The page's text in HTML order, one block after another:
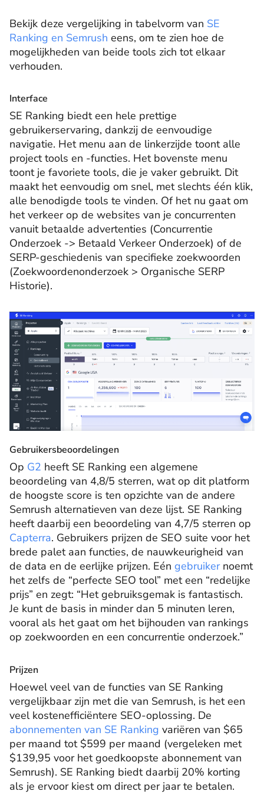
Bekijk deze vergelijking in tabelvorm van SE
Ranking en Semrush eens, om te zien hoe de
mogelijkheden van beide tools zich tot elkaar
verhouden.
Interface
SE Ranking biedt een hele prettige
gebruikerservaring, dankzij de eenvoudige
navigatie. Het menu aan de linkerzijde toont alle
project tools en -functies. Het bovenste menu
toont je favoriete tools, die je vaker gebruikt. Dit
maakt het eenvoudig om snel, met slechts één klik,
alle benodigde tools te vinden. Of het nu gaat om
het verkeer op de websites van je concurrenten
vanuit betaalde advertenties (Concurrentie
Onderzoek -> Betaald Verkeer Onderzoek) of de
SERP-geschiedenis van specifieke zoekwoorden
(Zoekwoordenonderzoek > Organische SERP
Historie).
Gebruikersbeoordelingen
Op G2 heeft SE Ranking een algemene
beoordeling van 4,8/5 sterren, wat op dit platform
de hoogste score is ten opzichte van de andere
Semrush alternatieven van deze lijst. SE Ranking
heeft daarbij een beoordeling van 4,7/5 sterren op
Capterra. Gebruikers prijzen de SEO suite voor het
brede palet aan functies, de nauwkeurigheid van
de data en de eerlijke prijzen. Eén gebruikernoemt
het zelfs de “perfecte SEO tool” met een “redelijke
prijs” en zegt: “Het gebruiksgemak is fantastisch.
Je kunt de basis in minder dan 5 minuten leren,
vooral als het gaat om het bijhouden van rankings
op zoekwoorden en een concurrentie onderzoek.”
Prijzen
Hoewel veel van de functies van SE Ranking
vergelijkbaar zijn met die van Semrush, is het een
veel kostenefficiëntere SEO-oplossing. De
abonnementen van SE Ranking variëren van $65
per maand tot $599 per maand (vergeleken met
$139,95 voor het goedkoopste abonnement van
Semrush). SE Ranking biedt daarbij 20% korting
als je ervoor kiest om direct per jaar te betalen.